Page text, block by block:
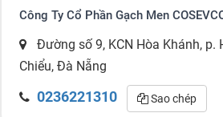
Công Ty Cổ Phần Gạch Men
Đường số 9, KCN Hòa Khánh, p.
Chiểu, Đà Nẵng
0236221310 Sao chép